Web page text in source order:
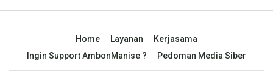
Home Layanan
Kerjasama
Ingin Support AmbonManise ?
Pedoman Media Siber